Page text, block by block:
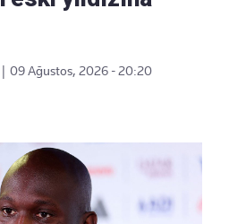
09 Ağustos, 2026 - 20:20